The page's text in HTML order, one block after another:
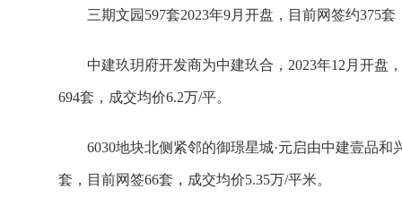
三期文园597套2023年9月开盘，目前网签约375
中建玖玥府开发商为中建玖合，2023年12月开盘
694套，成交均价6.2万/平。
6030地块北侧紧邻的御璟星城·元启由中建壹品
套，目前网签66套，成交均价5.35万/平米。